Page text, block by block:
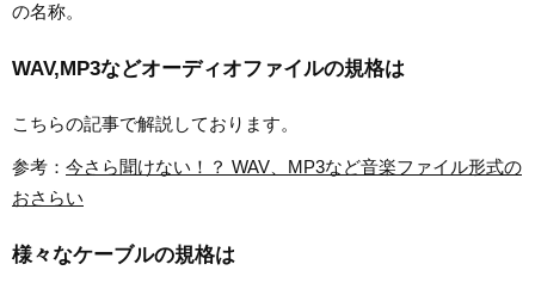
の名称。
WAV,MP3などオーディオファイルの規格は
こちらの記事で解説しております。
参考： 今さら聞けない！？ WAV、MP3など音楽ファイル形式の
おさらい
様々なケーブルの規格は